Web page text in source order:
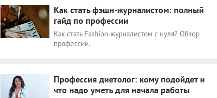
Как стать фэшн-журналистом: полный
гайд по профессии
Как стать Fashion-журналистом с нуля? Обзор
профессии.
Профессия диетолог: кому подойдет и
что надо уметь для начала работы